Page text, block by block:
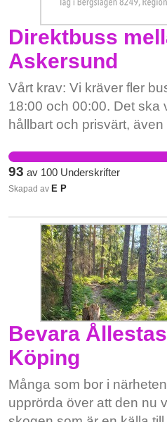
Direktbuss
Askersund
Vårt krav: Vi kräver fler
18:00 och 00:00. Det ska
hållbart och prisvärt, även
förändring!!!
93 av 100 Underskrifter
Skapad av E P
Bevara
Köping
Många som bor i
upprörda över att den nu